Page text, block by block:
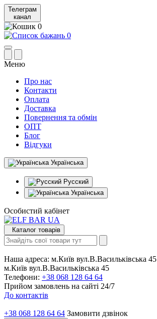
Телеграм
канал
0
0
Меню
Про нас
Контакти
Оплата
Доставка
Повернення та обмін
ОПТ
Блог
Відгуки
Українська
Русский
Українська
Особистий кабінет
Каталог товарів
Наша адреса: м.Київ вул.В.Васильківська 45
м.Київ вул.В.Васильківська 45
Телефони: +38 068 128 64 64
Прийом замовлень на сайті 24/7
До контактів
+38 068 128 64 64 Замовити дзвінок